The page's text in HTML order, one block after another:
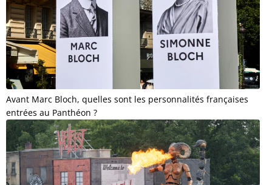
Avant Marc Bloch, quelles sont les personnalités françaises
entrées au Panthéon ?